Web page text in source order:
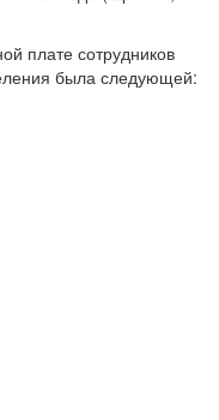
плате сотрудников
была следующей: